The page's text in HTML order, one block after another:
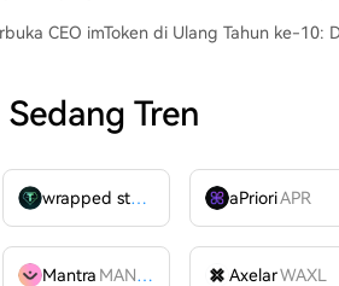
CEO imToken di Ulang Tahun ke-
Tren
wrapped stUSDT WSTUSDTaPrioriAPR
Mantra MANTRA AxelarWAXL